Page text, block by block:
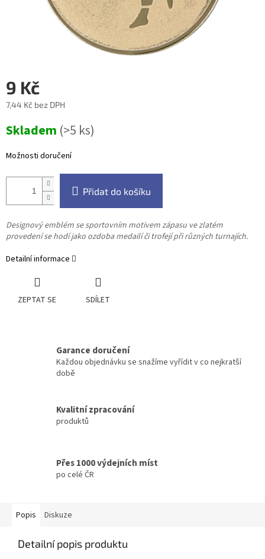
9 Kč
7,44 Kč bez DPH
cena:
Skladem (>5 ks)
Možnosti doručení
Přidat do košíku
Designový emblém se sportovním motivem zápasu ve zlatém
provedení se hodí jako ozdoba medailí či trofejí při různých turnajích.
Detailní informace
ZEPTAT SE SDÍLET
Garance doručení
Každou objednávku se snažíme vyřídit v co nejkratší
době
Kvalitní zpracování
produktů
Přes 1000 výdejních míst
po celé ČR
Popis Diskuze
Detailní popis produktu